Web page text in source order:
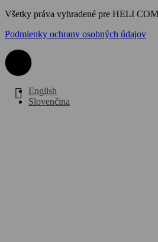
Všetky práva vyhradené pre HELI
Podmienky ochrany osobných údajov
English
Slovenčina